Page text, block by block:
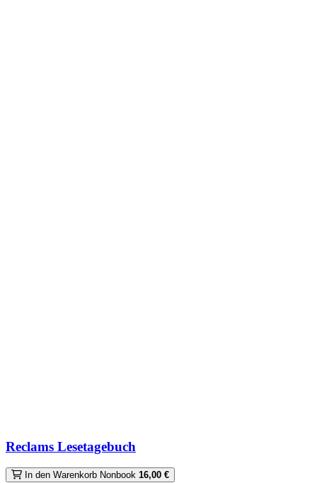
Reclams Lesetagebuch
In den Warenkorb Nonbook 16,00 €